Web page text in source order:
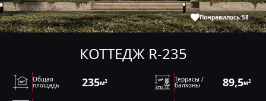
Понравилось:58
КОТТЕДЖ R-235
Общая
площадь 235м2 Террасы /
балконы 89,5м2